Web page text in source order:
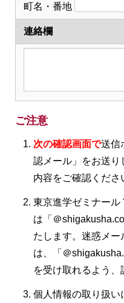
町名・番地
連絡欄
ご注意
次の確認画面で送信
認メール」をお送り
内容をご確認くださ
東京進学ゼミナール
は「＠
たします。迷惑メ
は、「＠
を受け取れるよう、
個人情報の取り扱い